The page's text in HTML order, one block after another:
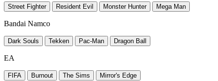
Street Fighter Resident Evil Monster Hunter Mega Man
Bandai Namco
Dark Souls Tekken Pac-Man Dragon Ball
EA
FIFA Burnout The Sims Mirror's Edge